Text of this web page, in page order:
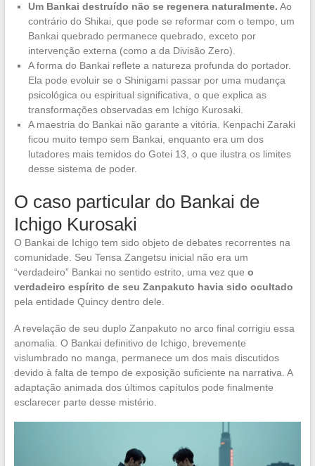
Um Bankai destruído não se regenera naturalmente. Ao
contrário do Shikai, que pode se reformar com o tempo, um
Bankai quebrado permanece quebrado, exceto por
intervenção externa (como a da Divisão Zero).
A forma do Bankai reflete a natureza profunda do portador.
Ela pode evoluir se o Shinigami passar por uma mudança
psicológica ou espiritual significativa, o que explica as
transformações observadas em Ichigo Kurosaki.
A maestria do Bankai não garante a vitória. Kenpachi Zaraki
ficou muito tempo sem Bankai, enquanto era um dos
lutadores mais temidos do Gotei 13, o que ilustra os limites
desse sistema de poder.
O caso particular do Bankai de
Ichigo Kurosaki
O Bankai de Ichigo tem sido objeto de debates recorrentes na
comunidade. Seu Tensa Zangetsu inicial não era um
“verdadeiro” Bankai no sentido estrito, uma vez que o
verdadeiro espírito de seu Zanpakuto havia sido ocultado
pela entidade Quincy dentro dele.
A revelação de seu duplo Zanpakuto no arco final corrigiu essa
anomalia. O Bankai definitivo de Ichigo, brevemente
vislumbrado no manga, permanece um dos mais discutidos
devido à falta de tempo de exposição suficiente na narrativa. A
adaptação animada dos últimos capítulos pode finalmente
esclarecer parte desse mistério.